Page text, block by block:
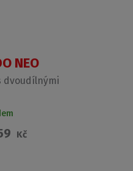
NEO
dvoudílnými
Kč